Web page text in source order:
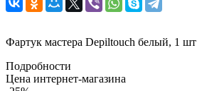
Фартук мастера Depiltouch белый, 1 шт
Подробности
Цена интернет-магазина